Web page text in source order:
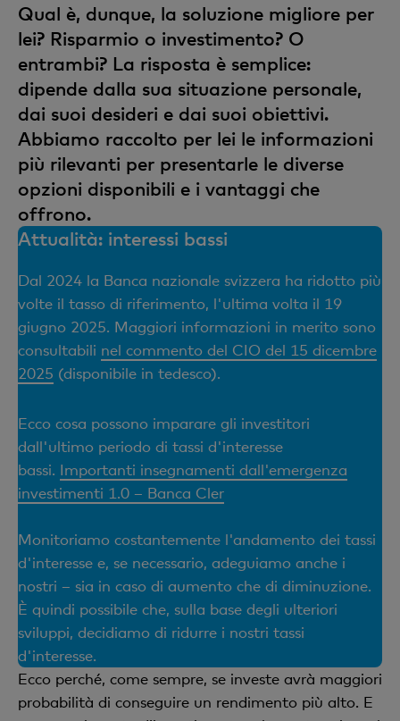
Qual è, dunque, la soluzione migliore per
lei? Risparmio o investimento? O
entrambi? La risposta è semplice:
dipende dalla sua situazione personale,
dai suoi desideri e dai suoi obiettivi.
Abbiamo raccolto per lei le informazioni
più rilevanti per presentarle le diverse
opzioni disponibili e i vantaggi che
offrono.
Attualità: interessi bassi
Dal 2024 la Banca nazionale svizzera ha ridotto più
volte il tasso di riferimento, l'ultima volta il 19
giugno 2025. Maggiori informazioni in merito sono
consultabili nel commento del CIO del 15 dicembre
2025 (disponibile in tedesco).
Ecco cosa possono imparare gli investitori
dall'ultimo periodo di tassi d'interesse
bassi. Importanti insegnamenti dall'emergenza
investimenti 1.0 – Banca Cler
Monitoriamo costantemente l'andamento dei tassi
d'interesse e, se necessario, adeguiamo anche i
nostri – sia in caso di aumento che di diminuzione.
È quindi possibile che, sulla base degli ulteriori
sviluppi, decidiamo di ridurre i nostri tassi
d'interesse.
Ecco perché, come sempre, se investe avrà maggiori
probabilità di conseguire un rendimento più alto. E